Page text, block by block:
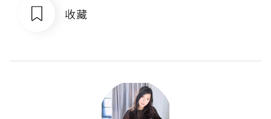
收藏